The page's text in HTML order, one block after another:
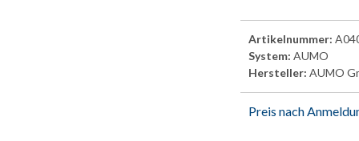
Artikelnummer:
System: AUMO
Hersteller: AUMO
Preis nach